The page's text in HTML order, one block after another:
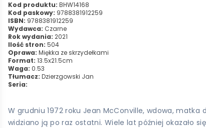
Kod produktu: BHW14168
Kod paskowy: 9788381912259
ISBN: 9788381912259
Wydawca: Czarne
Rok wydania: 2021
Ilość stron: 504
Oprawa: Miękka ze skrzydełkami
Format: 13.5x21.5cm
Waga: 0.53
Tłumacz: Dzierzgowski Jan
Seria:
W grudniu 1972 roku Jean McConville, wdowa,
widziano ją po raz ostatni. Wiele lat później okazało